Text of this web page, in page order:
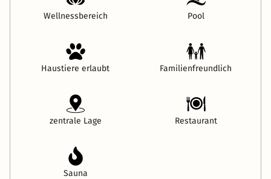
Wellnessbereich Pool
Haustiere erlaubt Familienfreundlich
zentrale Lage Restaurant
Sauna